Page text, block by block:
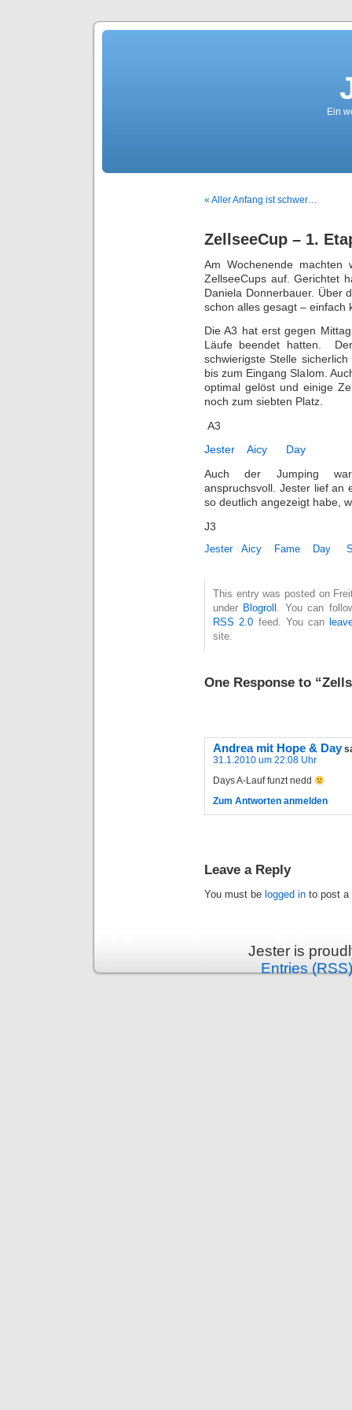
Ein
« Aller Anfang ist schwer…
ZellseeCup – 1.
Am Wochenende
ZellseeCups auf. Gerichtet
Daniela Donnerbauer. Über
schon alles gesagt – einfach
Die A3 hat erst gegen
Läufe beendet hatten.
schwierigste Stelle
bis zum Eingang Slalom.
optimal gelöst und einige
noch zum siebten Platz.
A3
Jester
Aicy
Day
Auch der Jumping
anspruchsvoll. Jester lief an
so deutlich angezeigt habe,
J3
Jester Aicy Fame Day
This entry was posted on
under Blogroll . You can
RSS 2.0 feed. You can
site.
One Response to
Andrea mit Hope & Day
31.1.2010 um 22:08 Uhr
Days A-Lauf funzt nedd
Zum Antworten anmelden
Leave a Reply
You must be logged in to post a
Jester is
Entries (RSS)